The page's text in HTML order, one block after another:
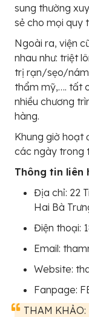
sung thường
sẻ cho mọi quy
Ngoài ra, viện
nhau như: triệt
trị rạn/sẹo/
thẩm mỹ,…. tất
nhiều chương
hàng.
Khung giờ hoạt
các ngày trong
Thông tin liên
Địa chỉ: 22
Hai Bà
Điện thoại:
Email:
Website:
Fanpage:
THAM KHẢO: